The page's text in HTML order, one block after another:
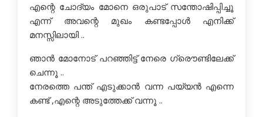
എന്റെ ചോദ്യം മോനെ ഒരുപാട് സന്തോഷിപ്പിച്ചൂ
എന്ന് അവന്റെ മുഖം കണ്ടപ്പോള്‍ എനിക്ക്
മനസ്സിലായി ..
ഞാന്‍ മോനോട് പറഞ്ഞിട്ട് നേരെ ഗ്രൌണ്ടിലേക്ക്
ചെന്നൂ ..
നേരത്തെ പന്ത് എടുക്കാന്‍ വന്ന പയ്യന്‍ എന്നെ
കണ്ട് ,എന്റെ അടുത്തേക്ക് വന്നൂ ..